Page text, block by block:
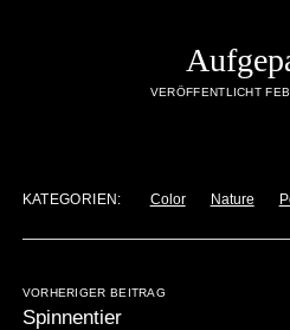
VERÖFFENTLICHT
KATEGORIEN: Color Nature
VORHERIGER BEITRAG
Spinnentier